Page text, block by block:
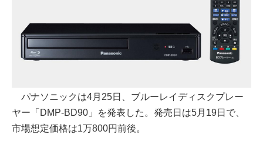
パナソニックは4月25日、ブルーレイディスクプレー
ヤー「DMP-BD90」を発表した。発売日は5月19日で、
市場想定価格は1万800円前後。